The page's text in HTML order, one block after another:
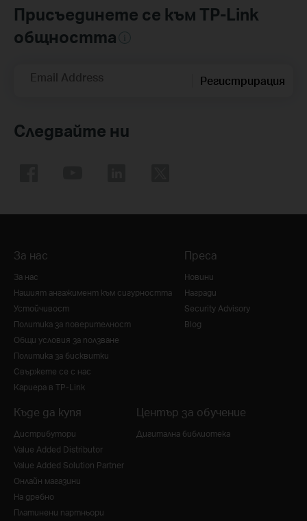
Присъединете се към TP-Link
общността
Email Address Регистрирация
Следвайте ни
За нас
За нас
Нашият ангажимент към сигурността
Устойчивост
Политика за поверителност
Общи условия за ползване
Политика за бисквитки
Свържете се с нас
Кариера в TP-Link
Преса
Новини
Награди
Security Advisory
Blog
Къде да купя
Дистрибутори
Value Added Distributor
Value Added Solution Partner
Онлайн магазини
На дребно
Платинени партньори
Център за обучение
Дигитална библиотека